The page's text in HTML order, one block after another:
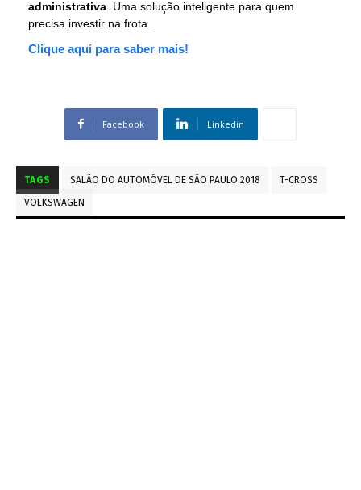
administrativa . Uma solução inteligente para quem
precisa investir na frota.
Clique aqui para saber mais!
Facebook Linkedin
TAGS SALÃO DO AUTOMÓVEL DE SÃO PAULO 2018
T-CROSS
VOLKSWAGEN